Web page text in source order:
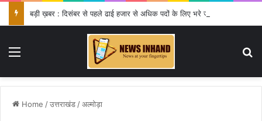
बड़ी ख़बर : दिसंबर से पहले ढाई हजार से अधिक पदों के लिए भरे जाएंगे फार्म
Menu
Home /उत्तराखंड /अल्मोड़ा